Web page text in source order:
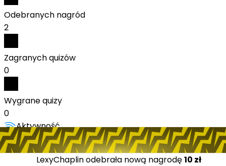
Odebranych nagród
2
Zagranych quizów
0
Wygrane quizy
0
Aktywność
LexyChaplinodebrała nową nagrodę10 zł